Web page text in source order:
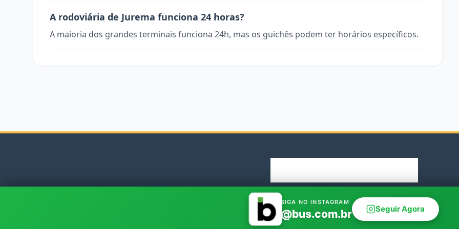
A rodoviária de Jurema funciona 24 horas?
A maioria dos grandes terminais funciona 24h, mas os guichês podem ter horários específicos.
© 2026 Rodoviaria.de. Parceiro oficial Bus.com.br
SIGA NO INSTAGRAM
@bus.com.br Seguir Agora